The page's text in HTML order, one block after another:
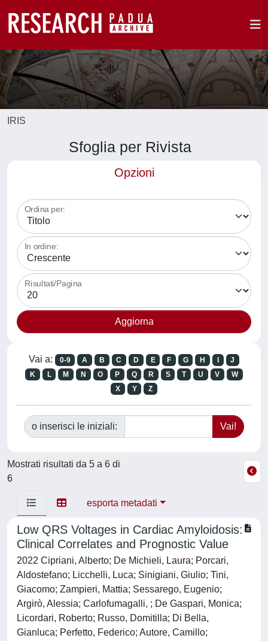
IRIS
Sfoglia per Rivista
Opzioni
Ordina per:
In ordine:
Risultati/Pagina
Vai a: 0-9 A B C D E F G H
J
K
L M N O P Q R S T U V
W
X
Y Z
o inserisci le iniziali:
Mostrati risultati da 5 a 6 di
6
esporta metadati
Low QRS Voltages in Cardiac Amyloidosis:
Clinical Correlates and Prognostic Value
2022 Cipriani, Alberto; De Michieli, Laura; Porcari,
Aldostefano; Licchelli, Luca; Sinigiani, Giulio; Tini,
Giacomo; Zampieri, Mattia; Sessarego, Eugenio;
Argirò, Alessia; Carlofumagalli, ; De Gaspari, Monica;
Licordari, Roberto; Russo, Domitilla; Di Bella,
Gianluca; Perfetto, Federico; Autore, Camillo;